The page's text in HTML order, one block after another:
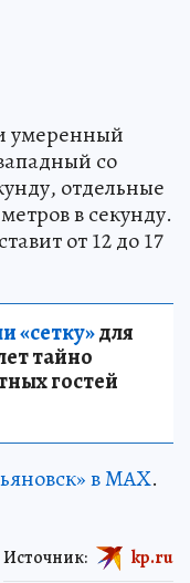
умеренный
со
отдельные
в секунду.
от 12 до 17
«сетку»для
тайно
гостей
в MAX.
Источник: kp.ru